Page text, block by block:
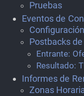
Pruebas
Eventos de
Postbacks
Entrante:
Resultado:
Informes de
Zonas